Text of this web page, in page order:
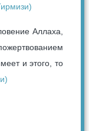
Аллаха,
и этого, то